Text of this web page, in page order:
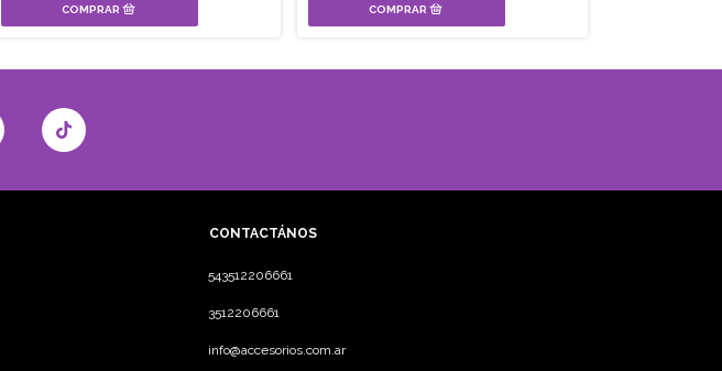
CONTACTÁNOS
543512206661
3512206661
info@accesorios.com.ar